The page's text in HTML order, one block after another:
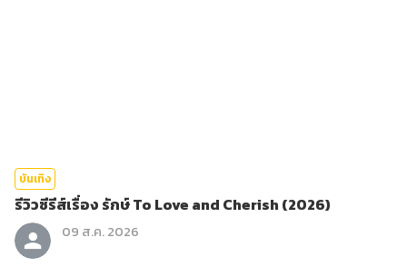
บันเทิง
รีวิวซีรีส์เรื่อง รักษ์ To Love and Cherish (2026)
09 ส.ค. 2026